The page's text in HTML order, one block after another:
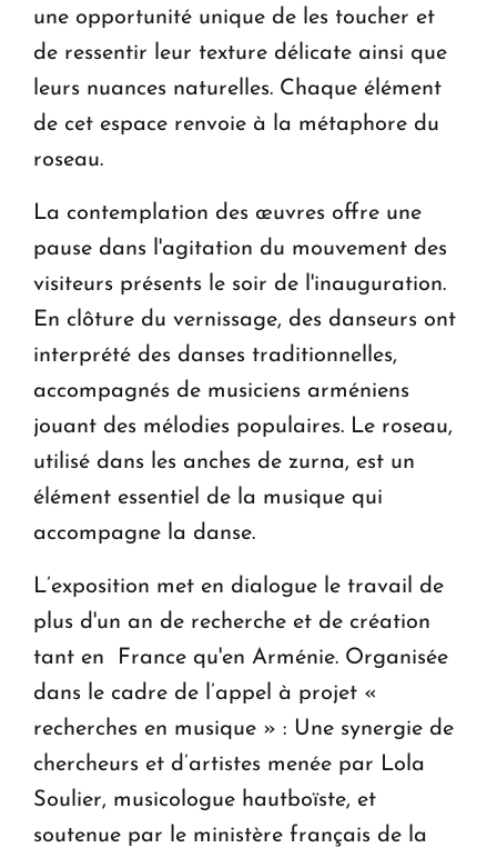
une opportunité unique de les toucher et
de ressentir leur texture délicate ainsi que
leurs nuances naturelles. Chaque élément
de cet espace renvoie à la métaphore du
roseau.
La contemplation des œuvres offre une
pause dans l'agitation du mouvement des
visiteurs présents le soir de l'inauguration.
En clôture du vernissage, des danseurs ont
interprété des danses traditionnelles,
accompagnés de musiciens arméniens
jouant des mélodies populaires. Le roseau,
utilisé dans les anches de zurna, est un
élément essentiel de la musique qui
accompagne la danse.
L’exposition met en dialogue le travail de
plus d'un an de recherche et de création
tant en France qu'en Arménie. Organisée
dans le cadre de l’appel à projet «
recherches en musique » : Une synergie de
chercheurs et d’artistes menée par Lola
Soulier, musicologue hautboïste, et
soutenue par le ministère français de la